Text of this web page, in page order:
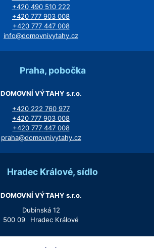
+420 490 510 222
+420 777 903 008
+420 777 447 008
info@domovnivytahy.cz
Praha, pobočka
DOMOVNÍ VÝTAHY s.r.o.
+420 222 760 977
+420 777 903 008
+420 777 447 008
praha@domovnivytahy.cz
Hradec Králové, sídlo
DOMOVNÍ VÝTAHY s.r.o.
Dubinská 12
500 09
Hradec Králové